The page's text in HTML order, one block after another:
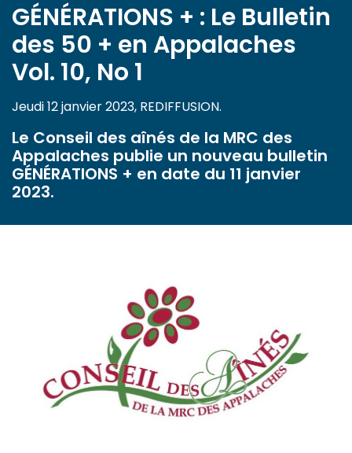
GÉNÉRATIONS + : Le Bulletin
des 50 + en Appalaches
Vol. 10, No 1
Jeudi 12 janvier 2023, REDIFFUSION.
Le Conseil des aînés de la MRC des
Appalaches publie un nouveau bulletin
GÉNÉRATIONS + en date du 11 janvier
2023.